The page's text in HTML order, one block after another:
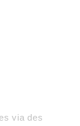
via des